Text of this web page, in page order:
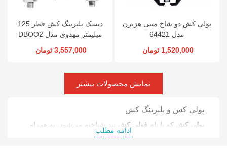
پولی کش دو شاخ مینی هزبرن
مدل 64421
1,520,000 تومان
دیسک بلبرینگ کش قطر 125
میلیمتر مهدوی مدل DBOO2
3,557,000 تومان
نمایش محصولات بیشتر
پولی کش و بلبرینگ کش
پولی کش که با نام فولی کش نیز شناخته می‌شود، به همراه
از ابزارهای کلیدی تعمیرات صنعتی و مکانیکی
ادامه مطلب